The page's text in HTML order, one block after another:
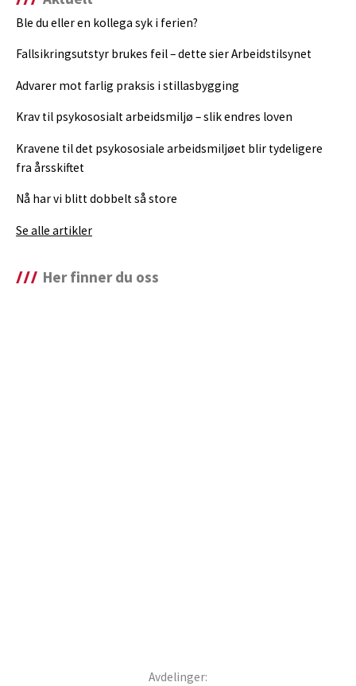
Ble du eller en kollega syk i ferien?
Fallsikringsutstyr brukes feil – dette sier Arbeidstilsynet
Advarer mot farlig praksis i stillasbygging
Krav til psykososialt arbeidsmiljø – slik endres loven
Kravene til det psykososiale arbeidsmiljøet blir tydeligere
fra årsskiftet
Nå har vi blitt dobbelt så store
Se alle artikler
Her finner du oss
Avdelinger: